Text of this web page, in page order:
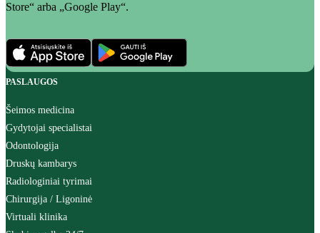
Store“ arba „Google Play“.
PASLAUGOS
Šeimos medicina
Gydytojai specialistai
Odontologija
Druskų kambarys
Radiologiniai tyrimai
Chirurgija / Ligoninė
Virtuali klinika